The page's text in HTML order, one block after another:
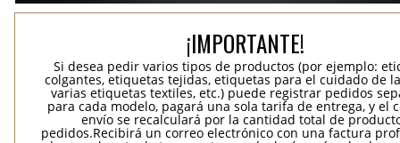
¡IMPORTANTE!
Si desea pedir varios tipos de productos (por ejemplo:
colgantes, etiquetas tejidas, etiquetas para el cuidado de
varias etiquetas textiles, etc.) puede registrar pedidos
para cada modelo, pagará una sola tarifa de entrega, y el
envío se recalculará por la cantidad total de
pedidos.Recibirá un correo electrónico con una factura